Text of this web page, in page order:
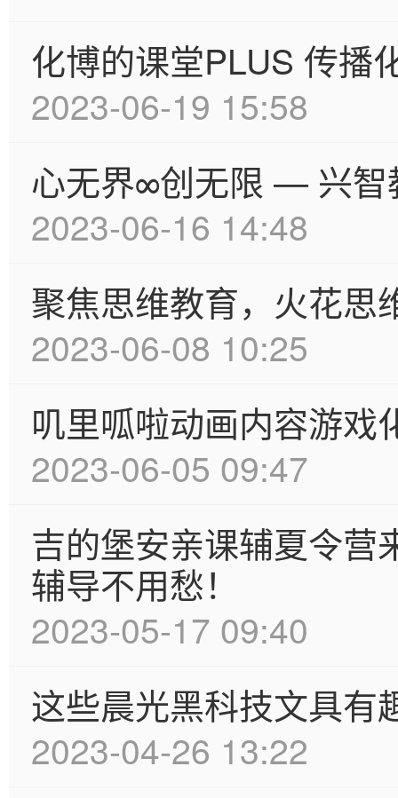
化博的课堂PLUS 传播
2023-06-19 15:58
心无界∞创无限 — 兴智
2023-06-16 14:48
聚焦思维教育，火花思
2023-06-08 10:25
叽里呱啦动画内容游戏
2023-06-05 09:47
吉的堡安亲课辅夏令营
辅导不用愁！
2023-05-17 09:40
这些晨光黑科技文具有
2023-04-26 13:22